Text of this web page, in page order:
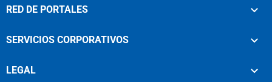
RED DE PORTALES
SERVICIOS CORPORATIVOS
LEGAL